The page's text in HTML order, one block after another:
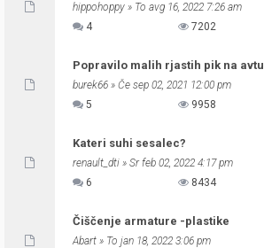
hippohoppy » To avg 16, 2022 7:26 am
4
7202
Popravilo malih rjastih pik na avtu
burek66 » Če sep 02, 2021 12:00 pm
5
9958
Kateri suhi sesalec?
renault_dti » Sr feb 02, 2022 4:17 pm
6
8434
Čiščenje armature -plastike
Abart » To jan 18, 2022 3:06 pm